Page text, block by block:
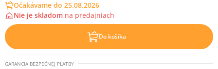
Očakávame do 25.08.2026
Nie je skladom na predajniach
Do košíka
GARANCIA BEZPEČNEJ PLATBY